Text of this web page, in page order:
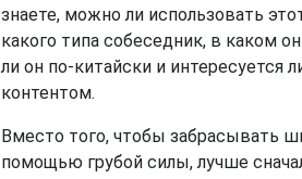
знаете, можно ли использовать
какого типа собеседник, в каком
ли он по-китайски и интересуется
контентом.
Вместо того, чтобы забрасывать
помощью грубой силы, лучше